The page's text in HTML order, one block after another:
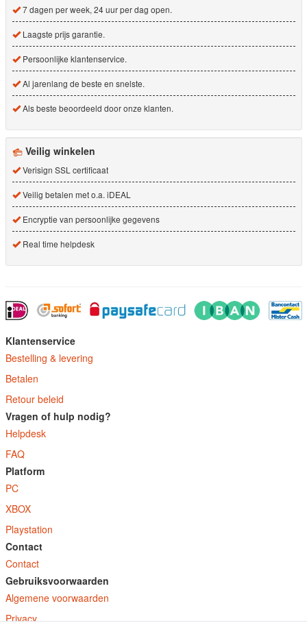
7 dagen per week, 24 uur per dag open.
Laagste prijs garantie.
Persoonlijke klantenservice.
Al jarenlang de beste en snelste.
Als beste beoordeeld door onze klanten.
Veilig winkelen
Verisign SSL certificaat
Veilig betalen met o.a. iDEAL
Encryptie van persoonlijke gegevens
Real time helpdesk
Klantenservice
Bestelling & levering
Betalen
Retour beleid
Vragen of hulp nodig?
Helpdesk
FAQ
Platform
PC
XBOX
Playstation
Contact
Contact
Gebruiksvoorwaarden
Algemene voorwaarden
Privacy